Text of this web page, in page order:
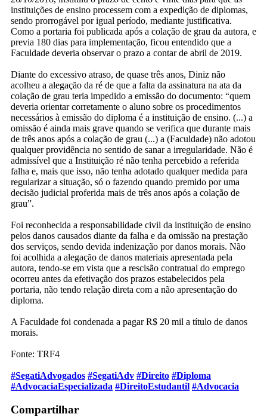
instituições de ensino processem com a expedição de diplomas,
sendo prorrogável por igual período, mediante justificativa.
Como a portaria foi publicada após a colação de grau da autora, e
previa 180 dias para implementação, ficou entendido que a
Faculdade deveria observar o prazo a contar de abril de 2019.
Diante do excessivo atraso, de quase três anos, Diniz não
acolheu a alegação da ré de que a falta da assinatura na ata da
colação de grau teria impedido a emissão do documento: “quem
deveria orientar corretamente o aluno sobre os procedimentos
necessários à emissão do diploma é a instituição de ensino. (...) a
omissão é ainda mais grave quando se verifica que durante mais
de três anos após a colação de grau (...) a (Faculdade) não adotou
qualquer providência no sentido de sanar a irregularidade. Não é
admissível que a Instituição ré não tenha percebido a referida
falha e, mais que isso, não tenha adotado qualquer medida para
regularizar a situação, só o fazendo quando premido por uma
decisão judicial proferida mais de três anos após a colação de
grau”.
Foi reconhecida a responsabilidade civil da instituição de ensino
pelos danos causados diante da falha e da omissão na prestação
dos serviços, sendo devida indenização por danos morais. Não
foi acolhida a alegação de danos materiais apresentada pela
autora, tendo-se em vista que a rescisão contratual do emprego
ocorreu antes da efetivação dos prazos estabelecidos pela
portaria, não tendo relação direta com a não apresentação do
diploma.
A Faculdade foi condenada a pagar R$ 20 mil a título de danos
morais.
Fonte: TRF4
#SegatiAdvogados #SegatiAdv #Direito #Diploma
#AdvocaciaEspecializada #DireitoEstudantil #Advocacia
Compartilhar